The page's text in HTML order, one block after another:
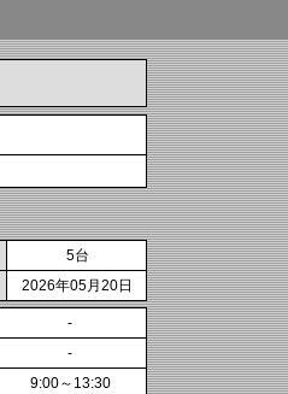
5台
2026年05月20日
-
-
9:00～13:30